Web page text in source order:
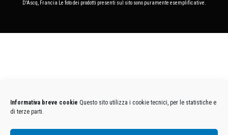
Informativa breve cookie Questo sito utilizza i cookie tecnici, per le statistiche e
di terze parti.
D'Ascq, Francia Le foto dei prodotti presenti sul sito sono puramente esemplificative.